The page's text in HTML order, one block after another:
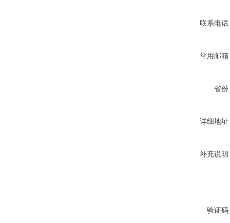
联系电话
常用邮箱
省份
详细地址
补充说明
验证码